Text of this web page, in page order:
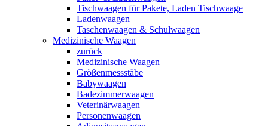
Tischwaagen für Pakete, Laden Tischwaage
Ladenwaagen
Taschenwaagen & Schulwaagen
Medizinische Waagen
zurück
Medizinische Waagen
Größenmessstäbe
Babywaagen
Badezimmerwaagen
Veterinärwaagen
Personenwaagen